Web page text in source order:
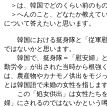
＞は、韓国でどのくらい前のも
＞へんのこと、どなたか教えてい
について答えたいと思います。
韓国における挺身隊と「従軍慰
ではないかと思います。
韓国で、挺身隊＝「慰安婦」と
勤労令」が出された当時から根強
は、農産物やカナモノ供出をモジ
とは韓国語で未婚の女性を指します
この「処女供出」は女性たちを
婦」にされるのではないかという